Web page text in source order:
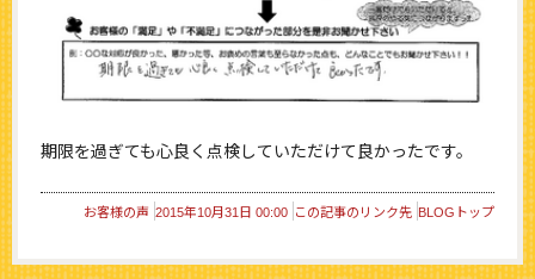
期限を過ぎても心良く点検していただけて良かったです。
お客様の声 2015年10月31日 00:00 この記事のリンク先 BLOGトップ